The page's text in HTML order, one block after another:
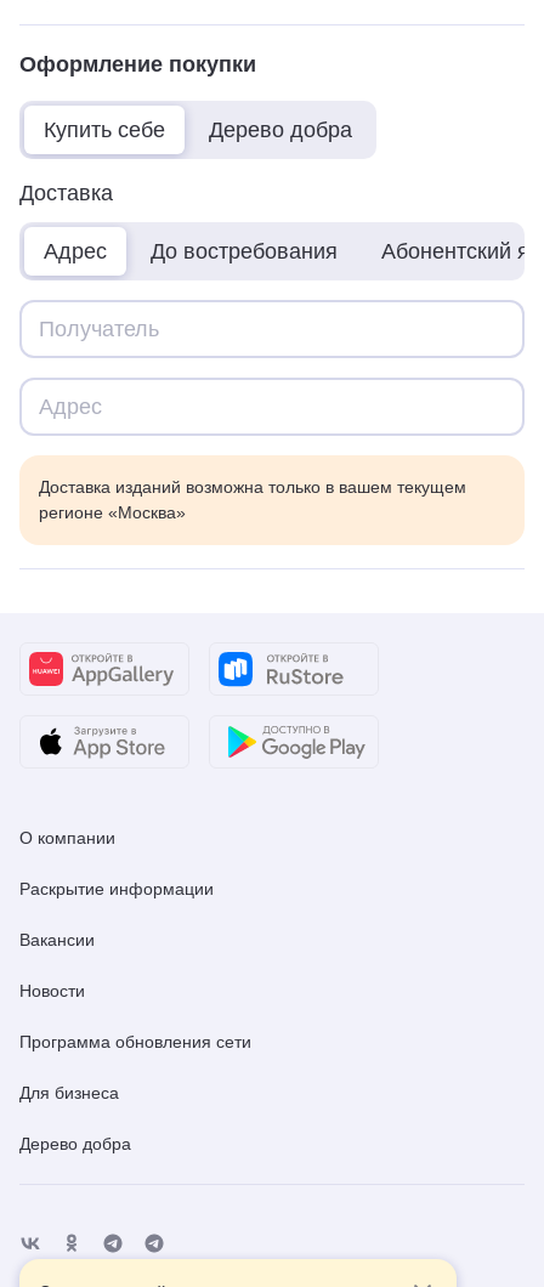
Оформление покупки
Купить себе Дерево добра
Доставка
Адрес До востребования Абонентский
Доставка изданий возможна только в вашем текущем
регионе «Москва»
О компании
Раскрытие информации
Вакансии
Новости
Программа обновления сети
Для бизнеса
Дерево добра